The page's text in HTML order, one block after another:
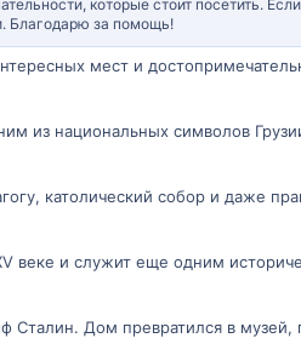
которые стоит посетить.
Благодарю за помощь!
мест и
из национальных символов
католический собор и даже
веке и служит еще одним
Дом превратился в музей,